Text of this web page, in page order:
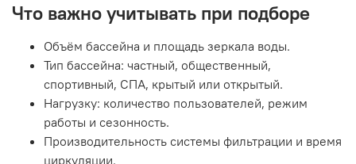
Что важно учитывать при подборе
Объём бассейна и площадь зеркала воды.
Тип бассейна: частный, общественный,
спортивный, СПА, крытый или открытый.
Нагрузку: количество пользователей, режим
работы и сезонность.
Производительность системы фильтрации и время
циркуляции.